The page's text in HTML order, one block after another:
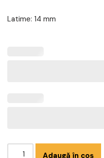
Latime: 14 mm
Adaugă în coș